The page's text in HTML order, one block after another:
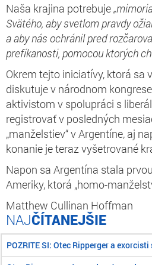
Naša krajina potrebuje
Svätého, aby svetlom pravdy
a aby nás ochránil pred
prefíkanosti, pomocou ktorých
Okrem tejto iniciatívy, ktorá sa
diskutuje v národnom
aktivistom v spolupráci s
registrovať v posledných
„manželstiev“ v Argentíne, aj
konanie je teraz vyšetrované
Napon sa Argentína stala
Ameriky, ktorá „homo-
Matthew Cullinan Hoffman
ČÍTANEJŠIE
POZRITE SI: Otec Ripperger a